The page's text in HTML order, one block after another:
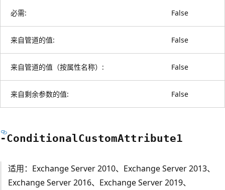
必需: False
来自管道的值: False
来自管道的值（按属性名称）: False
来自剩余参数的值: False
-ConditionalCustomAttribute1
适用：Exchange Server 2010、Exchange Server 2013、
Exchange Server 2016、Exchange Server 2019、